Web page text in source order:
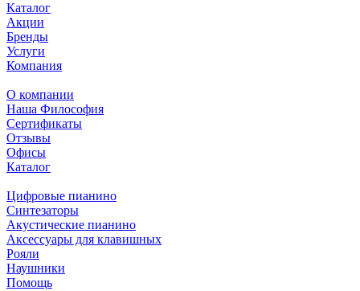
Каталог
Акции
Бренды
Услуги
Компания
О компании
Наша Философия
Сертификаты
Отзывы
Офисы
Каталог
Цифровые пианино
Синтезаторы
Акустические пианино
Аксессуары для клавишных
Рояли
Наушники
Помощь